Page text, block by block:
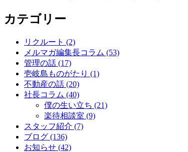
カテゴリー
リクルート (2)
メルマガ編集長コラム (53)
管理の話 (17)
壱岐島ものがたり (1)
不動産の話 (20)
社長コラム (40)
僕の生い立ち (21)
楽待相談室 (9)
スタッフ紹介 (7)
ブログ (136)
お知らせ (42)